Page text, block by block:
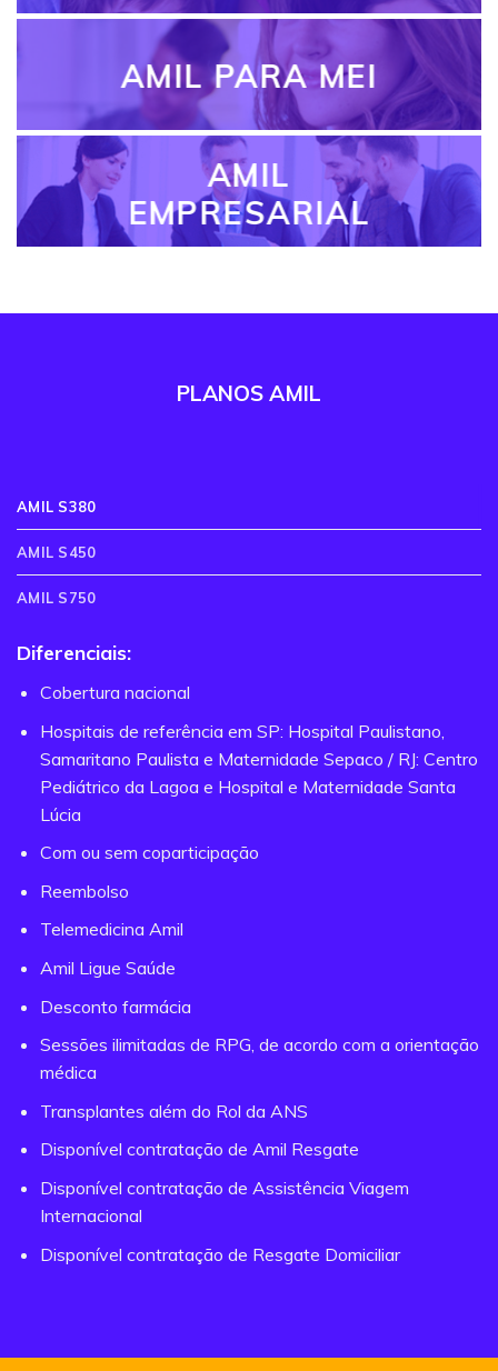
AMIL PARA MEI
AMIL
EMPRESARIAL
PLANOS AMIL
AMIL S380
AMIL S450
AMIL S750
Diferenciais:
Cobertura nacional
Hospitais de referência em SP: Hospital Paulistano,
Samaritano Paulista e Maternidade Sepaco / RJ: Centro
Pediátrico da Lagoa e Hospital e Maternidade Santa
Lúcia
Com ou sem coparticipação
Reembolso
Telemedicina Amil
Amil Ligue Saúde
Desconto farmácia
Sessões ilimitadas de RPG, de acordo com a orientação
médica
Transplantes além do Rol da ANS
Disponível contratação de Amil Resgate
Disponível contratação de Assistência Viagem
Internacional
Disponível contratação de Resgate Domiciliar